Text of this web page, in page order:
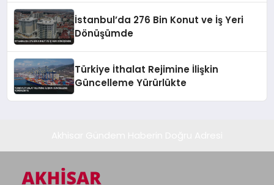
İstanbul’da 276 Bin Konut ve İş Yeri
Dönüşümde
Türkiye İthalat Rejimine İlişkin
Güncelleme Yürürlükte